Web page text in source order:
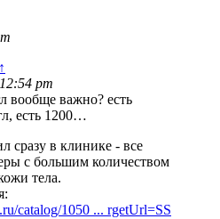
↑
pm
вообще важно? есть
есть 1200…
сразу в клинике - все
с большим количеством
тела.
catalog/1050 ... rgetUrl=SS